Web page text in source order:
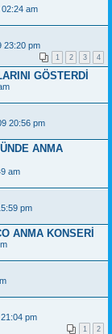
am
23:20 pm
1 2 3 4
GÖSTERDİ
20:56 pm
ANMA
am
pm
ANMA KONSERİ
pm
1 2